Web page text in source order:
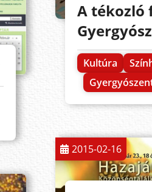
A tékozló
Kultúra
2015-02-16